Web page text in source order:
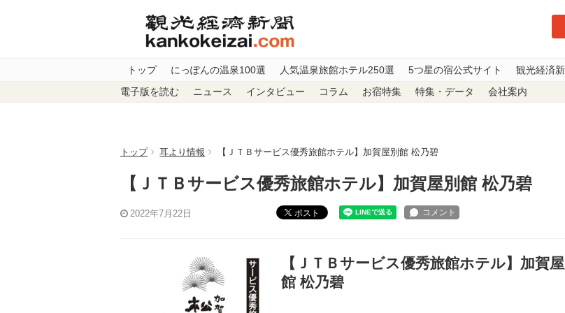
トップ にっぽんの温泉100選 人気温泉旅館ホテル250選 5つ星の宿公式サイト 観光経済
電子版を読む ニュース インタビュー コラム お宿特集 特集・データ 会社案内
トップ 耳より情報 【ＪＴＢサービス優秀旅館ホテル】加賀屋別館 松乃碧
【ＪＴＢサービス優秀旅館ホテル】加賀屋別館 松乃碧
2022年7月22日 ポスト
【ＪＴＢサービス優秀旅館ホテル】加賀屋
館 松乃碧